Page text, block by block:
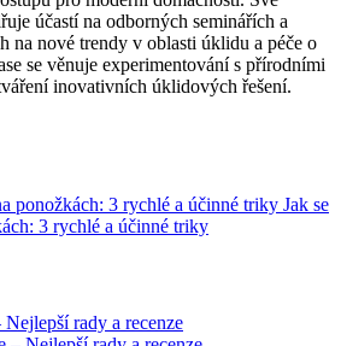
účastí na odborných seminářích a
na nové trendy v oblasti úklidu a péče o
se věnuje experimentování s přírodními
inovativních úklidových řešení.
Jak se
3 rychlé a účinné triky
rady a recenze